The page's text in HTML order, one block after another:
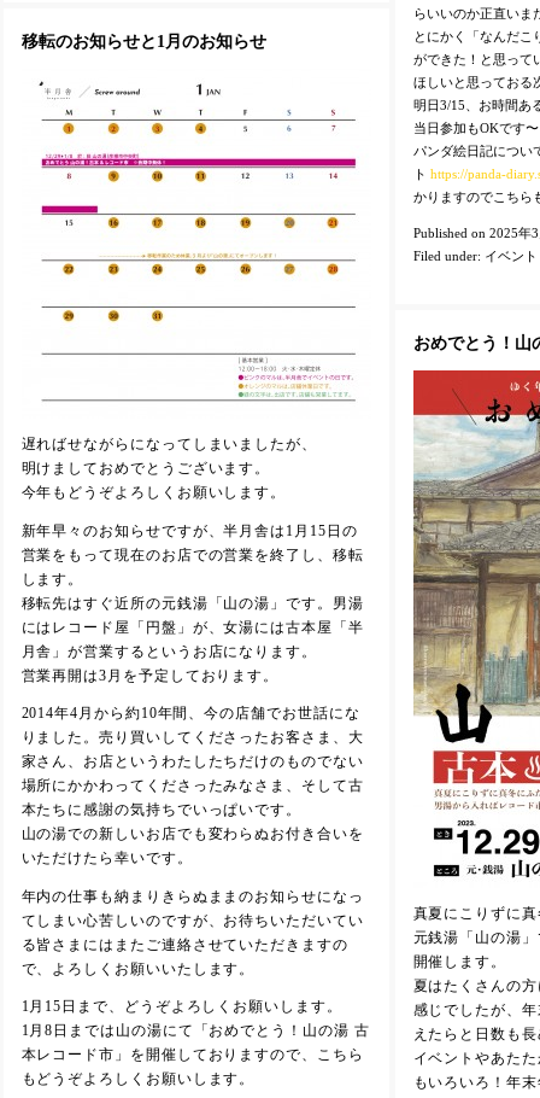
らいいのか正直いま
とにかく「なんだこ
ができた！と思って
ほしいと思っておる
明日3/15、お時間あ
当日参加もOKです〜
パンダ絵日記につい
ト https://panda-
かりますのでこちら
Published on 2025年
Filed under: イベント
移転のお知らせと1月のお知らせ
遅ればせながらになってしまいましたが、
明けましておめでとうございます。
今年もどうぞよろしくお願いします。
新年早々のお知らせですが、半月舎は1月15日の
営業をもって現在のお店での営業を終了し、移転
します。
移転先はすぐ近所の元銭湯「山の湯」です。男湯
にはレコード屋「円盤」が、女湯には古本屋「半
月舎」が営業するというお店になります。
営業再開は3月を予定しております。
2014年4月から約10年間、今の店舗でお世話にな
りました。売り買いしてくださったお客さま、大
家さん、お店というわたしたちだけのものでない
場所にかかわってくださったみなさま、そして古
本たちに感謝の気持ちでいっぱいです。
山の湯での新しいお店でも変わらぬお付き合いを
いただけたら幸いです。
年内の仕事も納まりきらぬままのお知らせになっ
てしまい心苦しいのですが、お待ちいただいてい
る皆さまにはまたご連絡させていただきますの
で、よろしくお願いいたします。
1月15日まで、どうぞよろしくお願いします。
1月8日までは山の湯にて「おめでとう！山の湯 古
本レコード市」を開催しておりますので、こちら
もどうぞよろしくお願いします。
おめでとう！山
真夏にこりずに
元銭湯「山の湯
開催します。
夏はたくさんの
感じでしたが、
えたらと日数も
イベントやあた
もいろいろ！年